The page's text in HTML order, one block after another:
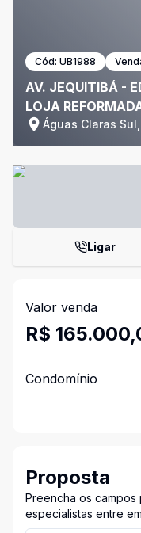
Cód: UB1988
AV. JEQUITIBÁ -
LOJA
Águas Claras
Ligar
Valor venda
R$
Condomínio
Proposta
Preencha os campos
especialistas entre